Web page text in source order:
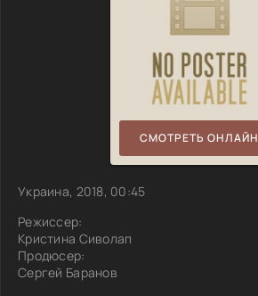
СМОТРЕТЬ ОНЛАЙН
Украина, 2018, 00:45
Режиссер:
Кристина Сиволап
Продюсер:
Сергей Баранов